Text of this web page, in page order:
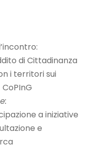
di Cittadinanza
i territori sui
a iniziative
e